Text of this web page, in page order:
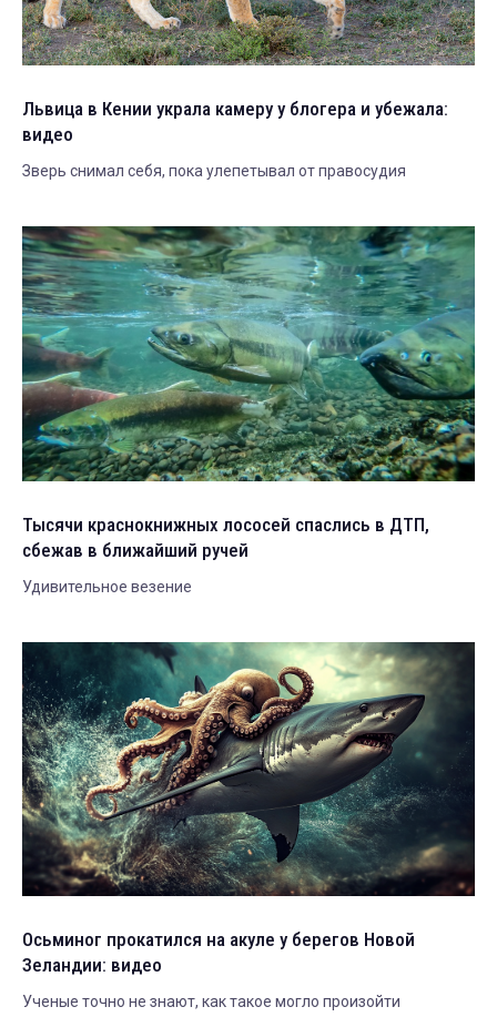
Львица в Кении украла камеру у блогера и убежала:
видео
Зверь снимал себя, пока улепетывал от правосудия
Тысячи краснокнижных лососей спаслись в ДТП,
сбежав в ближайший ручей
Удивительное везение
Осьминог прокатился на акуле у берегов Новой
Зеландии: видео
Ученые точно не знают, как такое могло произойти